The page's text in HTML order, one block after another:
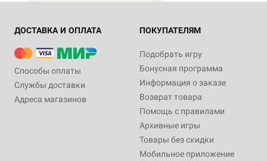
ДОСТАВКА И ОПЛАТА
Способы оплаты
Службы доставки
Адреса магазинов
ПОКУПАТЕЛЯМ
Подобрать игру
Бонусная программа
Информация о заказе
Возврат товара
Помощь с правилами
Архивные игры
Товары без скидки
Мобильное приложение